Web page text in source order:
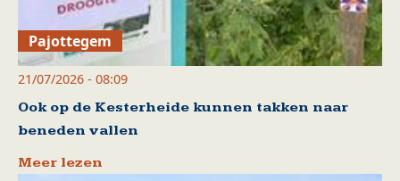
Pajottegem
21/07/2026 - 08:09
Ook op de Kesterheide kunnen takken naar
beneden vallen
Meer lezen